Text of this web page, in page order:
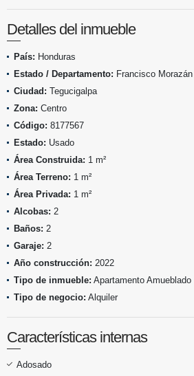
Detalles del inmueble
País: Honduras
Estado / Departamento: Francisco Morazán
Ciudad: Tegucigalpa
Zona: Centro
Código: 8177567
Estado: Usado
Área Construida: 1 m²
Área Terreno: 1 m²
Área Privada: 1 m²
Alcobas: 2
Baños: 2
Garaje: 2
Año construcción: 2022
Tipo de inmueble: Apartamento Amueblado
Tipo de negocio: Alquiler
Características internas
Adosado